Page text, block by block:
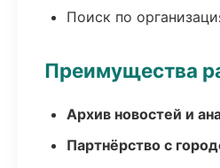
Поиск по
Преимущества
Архив новостей и
Партнёрство с